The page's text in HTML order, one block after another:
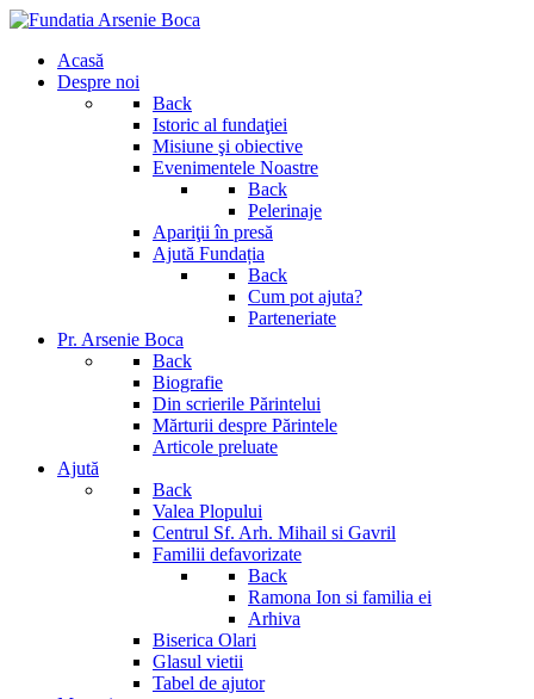
Acasă
Despre noi
Back
Istoric al fundaţiei
Misiune şi obiective
Evenimentele Noastre
Back
Pelerinaje
Apariţii în presă
Ajută Fundația
Back
Cum pot ajuta?
Parteneriate
Pr. Arsenie Boca
Back
Biografie
Din scrierile Părintelui
Mărturii despre Părintele
Articole preluate
Ajută
Back
Valea Plopului
Centrul Sf. Arh. Mihail si Gavril
Familii defavorizate
Back
Ramona Ion si familia ei
Arhiva
Biserica Olari
Glasul vietii
Tabel de ajutor